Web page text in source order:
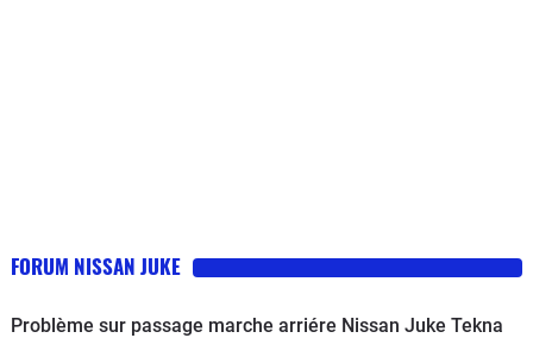
FORUM NISSAN JUKE
Problème sur passage marche arriére Nissan Juke Tekna